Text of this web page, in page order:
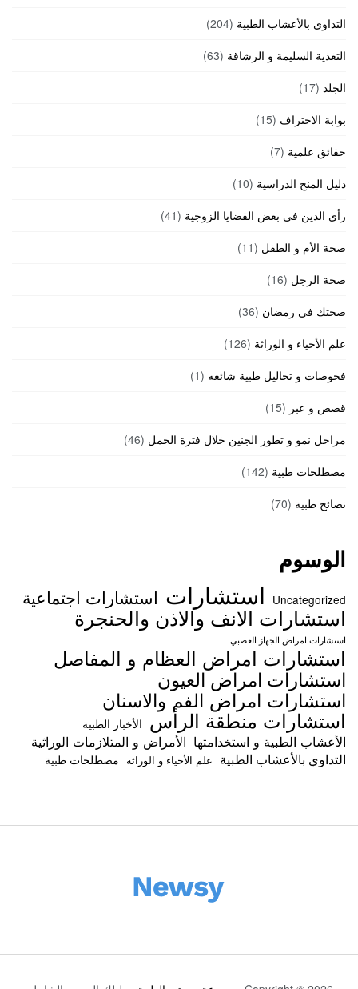
التداوي بالأعشاب الطبية (204)
التغذية السليمة و الرشاقة (63)
الجلد (17)
بوابة الاحتراف (15)
حقائق علمية (7)
دليل المنح الدراسية (10)
رأي الدين في بعض القضايا الزوجية (41)
صحة الأم و الطفل (11)
صحة الرجل (16)
صحتك في رمضان (36)
علم الأحياء و الوراثة (126)
فحوصات و تحاليل طبية شائعه (1)
قصص و عبر (15)
مراحل نمو و تطور الجنين خلال فترة الحمل (46)
مصطلحات طبية (142)
نصائح طبية (70)
الوسوم
Uncategorized استشارات استشارات اجتماعية
استشارات الانف والاذن والحنجرة
استشارات امراض الجهاز العصبي
استشارات امراض العظام و المفاصل
استشارات امراض العيون
استشارات امراض الفم والاسنان
استشارات منطقة الرأس الأخبار الطبية
الأعشاب الطبية و استخدامتها الأمراض و المتلازمات الوراثية
التداوي بالأعشاب الطبية علم الأحياء و الوراثة مصطلحات طبية